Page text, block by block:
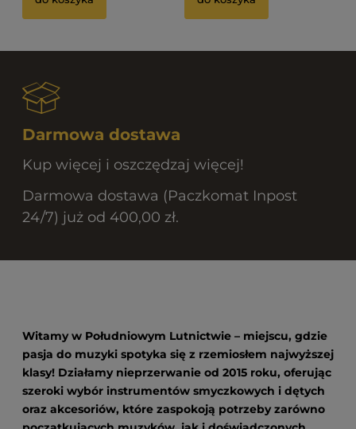
Darmowa dostawa
Kup więcej i oszczędzaj więcej!
Darmowa dostawa (Paczkomat Inpost
24/7) już od 400,00 zł.
Witamy w Południowym Lutnictwie – miejscu, gdzie
pasja do muzyki spotyka się z rzemiosłem najwyższej
klasy! Działamy nieprzerwanie od 2015 roku, oferując
szeroki wybór instrumentów smyczkowych i dętych
oraz akcesoriów, które zaspokoją potrzeby zarówno